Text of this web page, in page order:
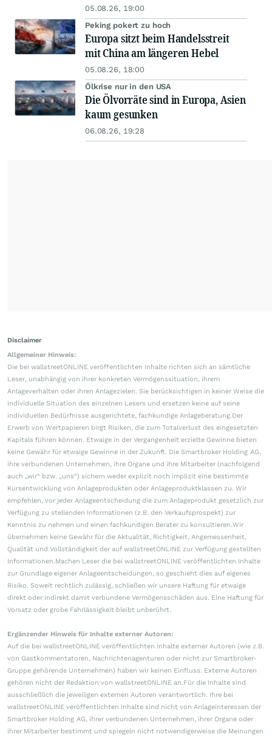
05.08.26, 19:00
Peking pokert zu hoch
Europa sitzt beim Handelsstreit
mit China am längeren Hebel
05.08.26, 18:00
Ölkrise nur in den USA
Die Ölvorräte sind in Europa, Asien
kaum gesunken
06.08.26, 19:28
Disclaimer
Allgemeiner Hinweis:
Die bei wallstreetONLINE veröffentlichten Inhalte richten sich an sämtliche
Leser, unabhängig von ihrer konkreten Vermögenssituation, ihrem
Anlageverhalten oder ihren Anlagezielen. Sie berücksichtigen in keiner Weise die
individuelle Situation des einzelnen Lesers und ersetzen keine auf seine
individuellen Bedürfnisse ausgerichtete, fachkundige Anlageberatung.Der
Erwerb von Wertpapieren birgt Risiken, die zum Totalverlust des eingesetzten
Kapitals führen können. Etwaige in der Vergangenheit erzielte Gewinne bieten
keine Gewähr für etwaige Gewinne in der Zukunft. Die Smartbroker Holding AG,
ihre verbundenen Unternehmen, ihre Organe und ihre Mitarbeiter (nachfolgend
auch „wir“ bzw. „uns“) sichern weder explizit noch implizit eine bestimmte
Kursentwicklung von Anlageprodukten oder Anlageproduktklassen zu. Wir
empfehlen, vor jeder Anlageentscheidung die zum Anlageprodukt gesetzlich zur
Verfügung zu stellenden Informationen (z.B. den Verkaufsprospekt) zur
Kenntnis zu nehmen und einen fachkundigen Berater zu konsultieren.Wir
übernehmen keine Gewähr für die Aktualität, Richtigkeit, Angemessenheit,
Qualität und Vollständigkeit der auf wallstreetONLINE zur Verfügung gestellten
Informationen.Machen Leser die bei wallstreetONLINE veröffentlichten Inhalte
zur Grundlage eigener Anlageentscheidungen, so geschieht dies auf eigenes
Risiko. Soweit rechtlich zulässig, schließen wir unsere Haftung für etwaige
direkt oder indirekt damit verbundene Vermögensschäden aus. Eine Haftung für
Vorsatz oder grobe Fahrlässigkeit bleibt unberührt.
Ergänzender Hinweis für Inhalte externer Autoren:
Auf die bei wallstreetONLINE veröffentlichten Inhalte externer Autoren (wie z.B.
von Gastkommentatoren, Nachrichtenagenturen oder nicht zur Smartbroker-
Gruppe gehörende Unternehmen) haben wir keinen Einfluss. Externe Autoren
gehören nicht der Redaktion von wallstreetONLINE an.Für die Inhalte sind
ausschließlich die jeweiligen externen Autoren verantwortlich. Ihre bei
wallstreetONLINE veröffentlichten Inhalte sind nicht von Anlageinteressen der
Smartbroker Holding AG, ihrer verbundenen Unternehmen, ihrer Organe oder
ihrer Mitarbeiter bestimmt und spiegeln nicht notwendigerweise die Meinungen